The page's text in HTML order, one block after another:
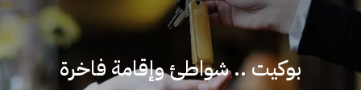
بوكيت .. شواطئ وإقامة فاخرة